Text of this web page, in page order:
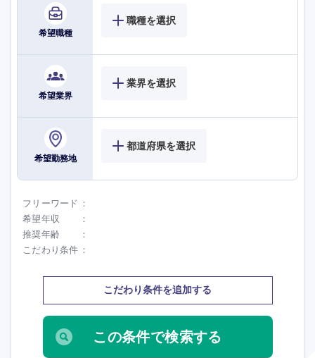
希望職種
職種を選択
希望業界
業界を選択
希望勤務地
都道府県を選択
フリーワード
希望年収
推奨年齢
こだわり条件
こだわり条件を追加する